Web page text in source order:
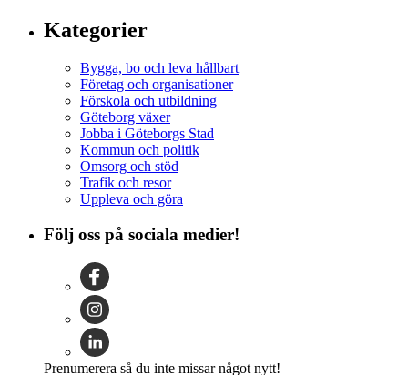
Kategorier
Bygga, bo och leva hållbart
Företag och organisationer
Förskola och utbildning
Göteborg växer
Jobba i Göteborgs Stad
Kommun och politik
Omsorg och stöd
Trafik och resor
Uppleva och göra
Följ oss på sociala medier!
Prenumerera så du inte missar något nytt!